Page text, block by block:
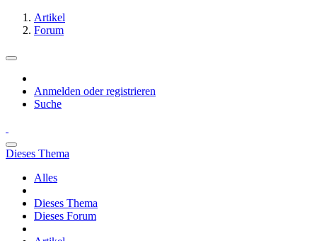
Artikel
Forum
Anmelden oder registrieren
Suche
Dieses Thema
Alles
Dieses Thema
Dieses Forum